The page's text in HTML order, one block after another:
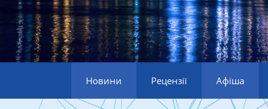
Новини Рецензії Афіша